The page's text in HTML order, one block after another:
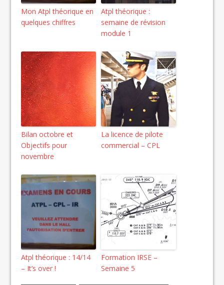
Mon Atpl théorique en
quelques chiffres
Atpl théorique :
semaine de révision
module 1
Bilan octobre et
Objectifs pour
novembre
La licence de pilote
commercial – CPL
Atpl théorique : 14/14
– It’s over !
Formation IRSE –
Semaine 5